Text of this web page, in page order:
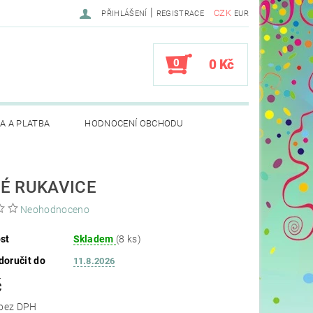
CZK EUR
PŘIHLÁŠENÍ | REGISTRACE
0 0 Kč
A PLATBA HODNOCENÍ OBCHODU
RUKAVICE
Neohodnoceno
Skladem (8 ks)
do
11.8.2026
65,29 Kč bez DPH